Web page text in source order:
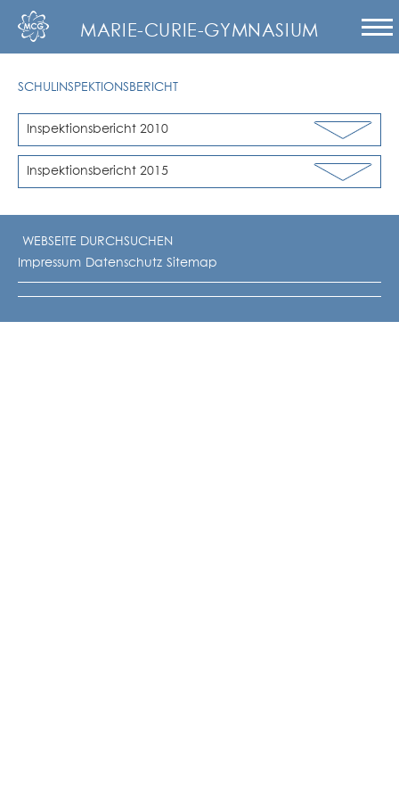
MARIE-CURIE-GYMNASIUM
SCHULINSPEKTIONSBERICHT
Inspektionsbericht 2010
Inspektionsbericht 2015
Impressum Datenschutz Sitemap